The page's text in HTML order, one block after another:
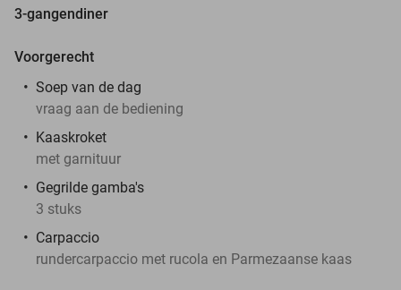
3-gangendiner
Voorgerecht
Soep van de dag
vraag aan de bediening
Kaaskroket
met garnituur
Gegrilde gamba's
3 stuks
Carpaccio
rundercarpaccio met rucola en Parmezaanse kaas